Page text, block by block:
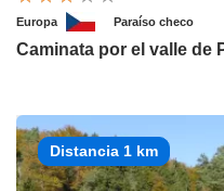
Europa Paraíso checo
Caminata por el valle de
Distancia 1 km